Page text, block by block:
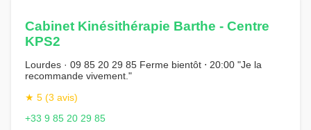
Cabinet Kinésithérapie Barthe - Centre
KPS2
Lourdes · 09 85 20 29 85 Ferme bientôt ⋅ 20:00 "Je la
recommande vivement."
★ 5 (3 avis)
+33 9 85 20 29 85